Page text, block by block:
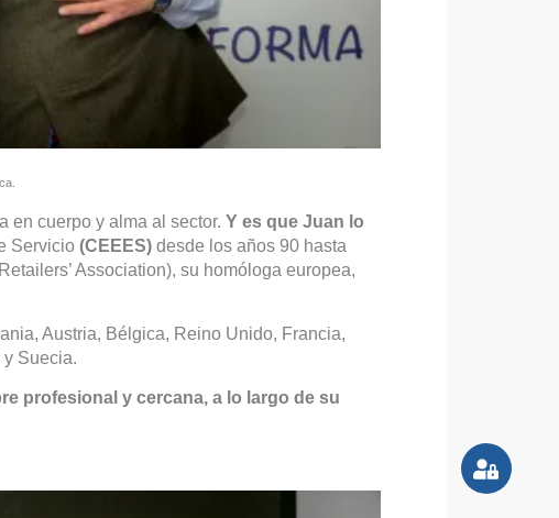
en cuerpo y alma al sector. Y es que Juan lo
Servicio (CEEES) desde los años 90 hasta
Association), su homóloga europea,
Austria, Bélgica, Reino Unido, Francia,
Suecia.
profesional y cercana, a lo largo de su